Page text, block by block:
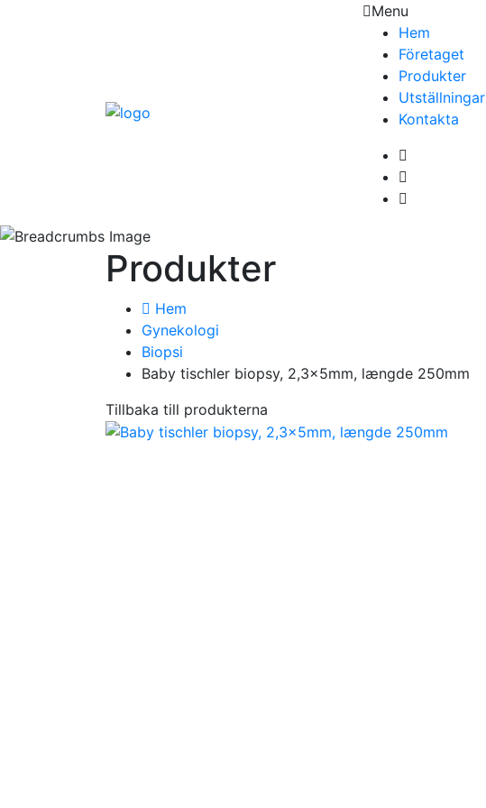
Menu
Hem
Företaget
Produkter
Utställningar
Kontakta
Produkter
Hem
Gynekologi
Biopsi
Baby tischler biopsy, 2,3x5mm, længde 250mm
Tillbaka till produkterna